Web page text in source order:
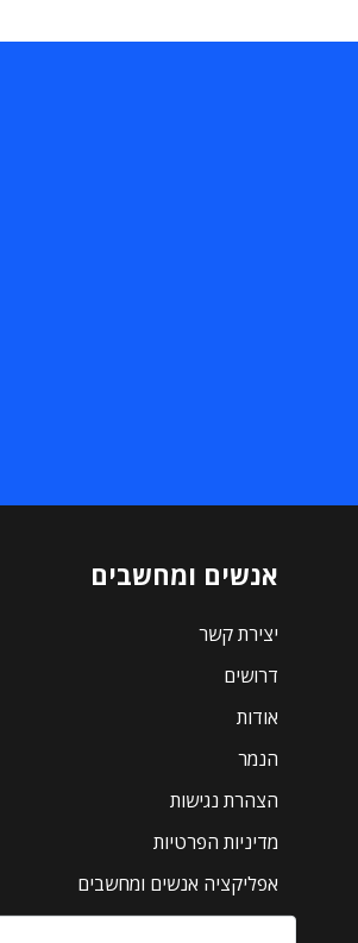
אנשים ומחשבים
יצירת קשר
דרושים
אודות
הנמר
הצהרת נגישות
מדיניות הפרטיות
אפליקציה אנשים ומחשבים